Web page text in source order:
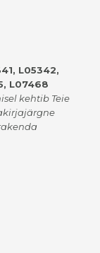
L05342,
L07468
kehtib Teie